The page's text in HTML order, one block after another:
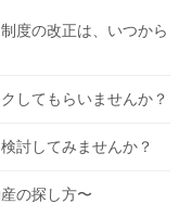
度の改正は、いつから
してもらいませんか？
討してみませんか？
の探し方〜